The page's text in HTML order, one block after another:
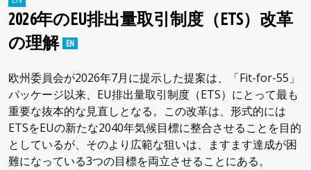
2026年のEU排出量取引制度（ETS）改革
の理解
欧州委員会が2026年7月に提示した提案は、「Fit-for-55」
パッケージ以来、EU排出量取引制度（ETS）にとって最も
重要な抜本的な見直しとなる。この改革は、形式的には
ETSをEUの新たな2040年気候目標に整合させることを目的
としているが、そのより広範な狙いは、ますます達成が困
難になっている3つの目標を両立させることにある。